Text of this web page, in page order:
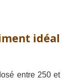
idéal
entre 250 et